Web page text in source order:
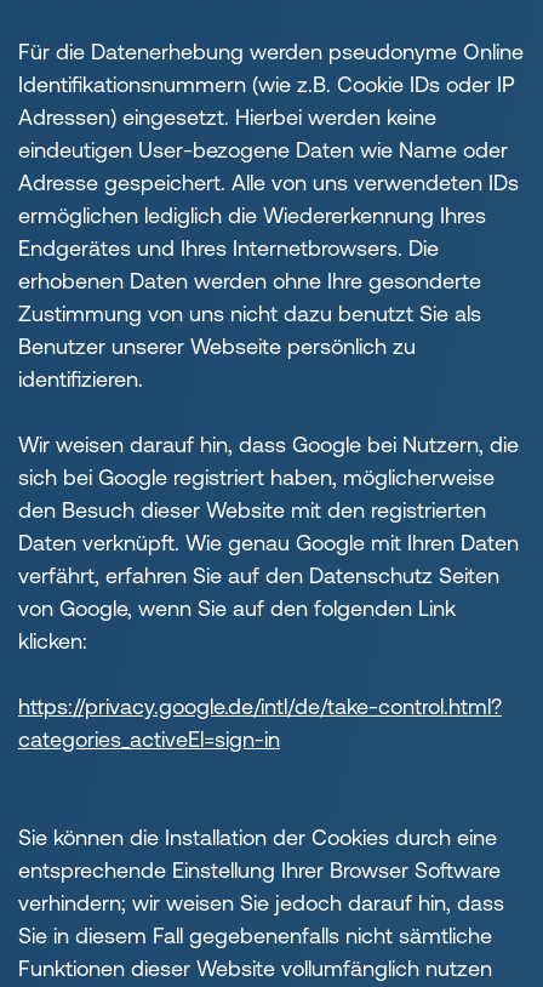
Für die Datenerhebung werden pseudonyme Online
Identifikationsnummern (wie z.B. Cookie IDs oder IP
Adressen) eingesetzt. Hierbei werden keine
eindeutigen User-bezogene Daten wie Name oder
Adresse gespeichert. Alle von uns verwendeten IDs
ermöglichen lediglich die Wiedererkennung Ihres
Endgerätes und Ihres Internetbrowsers. Die
erhobenen Daten werden ohne Ihre gesonderte
Zustimmung von uns nicht dazu benutzt Sie als
Benutzer unserer Webseite persönlich zu
identifizieren.
Wir weisen darauf hin, dass Google bei Nutzern, die
sich bei Google registriert haben, möglicherweise
den Besuch dieser Website mit den registrierten
Daten verknüpft. Wie genau Google mit Ihren Daten
verfährt, erfahren Sie auf den Datenschutz Seiten
von Google, wenn Sie auf den folgenden Link
klicken:
https://privacy.google.de/intl/de/take-control.html?
categories_activeEl=sign-in
Sie können die Installation der Cookies durch eine
entsprechende Einstellung Ihrer Browser Software
verhindern; wir weisen Sie jedoch darauf hin, dass
Sie in diesem Fall gegebenenfalls nicht sämtliche
Funktionen dieser Website vollumfänglich nutzen